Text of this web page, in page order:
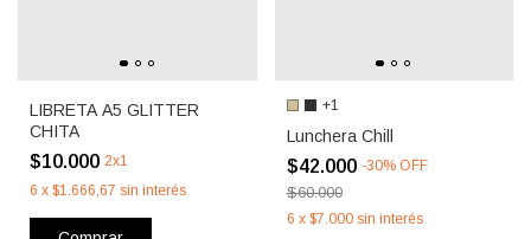
LIBRETA A5 GLITTER
CHITA
$10.000 2x1
6 x $1.666,67 sin interés
+1
Lunchera Chill
$42.000 -30% OFF
$60.000
6 x $7.000 sin interés